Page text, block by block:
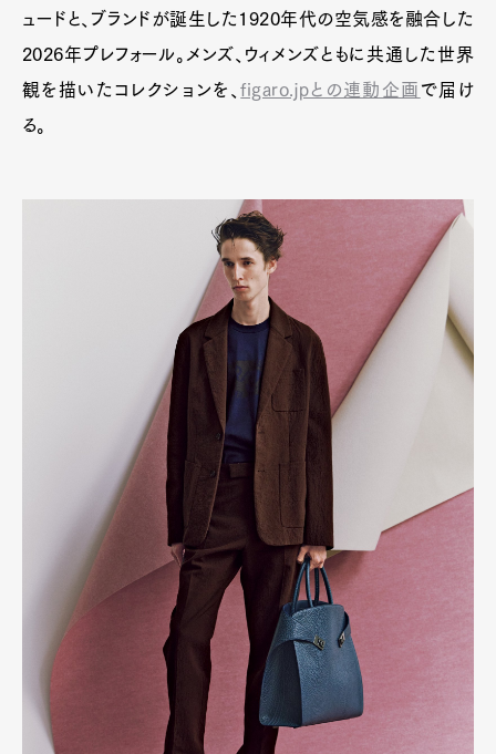
ュードと、ブランドが誕生した1920年代の空気感を融合した
2026年プレフォール。メンズ、ウィメンズともに共通した世界
観を描いたコレクションを、figaro.jpとの連動企画 で届け
る。